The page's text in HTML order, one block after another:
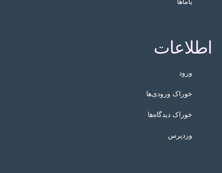
اطلاعات
ورود
خوراک ورودی‌ها
خوراک دیدگاه‌ها
وردپرس